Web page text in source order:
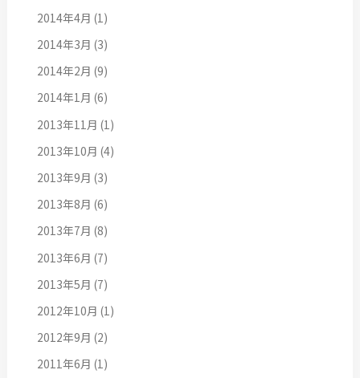
2014年4月 (1)
2014年3月 (3)
2014年2月 (9)
2014年1月 (6)
2013年11月 (1)
2013年10月 (4)
2013年9月 (3)
2013年8月 (6)
2013年7月 (8)
2013年6月 (7)
2013年5月 (7)
2012年10月 (1)
2012年9月 (2)
2011年6月 (1)